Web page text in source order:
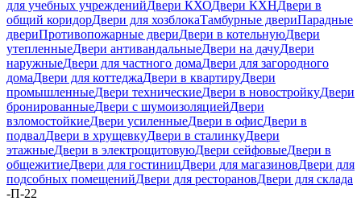
для учебных учрежденийДвери КХОДвери КХНДвери в
общий коридорДвери для хозблокаТамбурные двериПарадные
двериПротивопожарные двериДвери в котельнуюДвери
утепленныеДвери антивандальныеДвери на дачуДвери
наружныеДвери для частного домаДвери для загородного
домаДвери для коттеджаДвери в квартируДвери
промышленныеДвери техническиеДвери в новостройкуДвери
бронированныеДвери с шумоизоляциейДвери
взломостойкиеДвери усиленныеДвери в офисДвери в
подвалДвери в хрущевкуДвери в сталинкуДвери
этажныеДвери в электрощитовуюДвери сейфовыеДвери в
общежитиеДвери для гостиницДвери для магазиновДвери для
подсобных помещенийДвери для ресторановДвери для склада
-П-22